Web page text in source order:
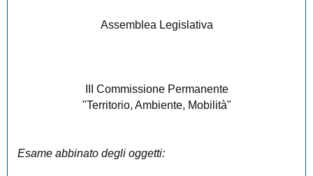
Assemblea Legislativa
III Commissione Permanente
"Territorio, Ambiente, Mobilità"
Esame abbinato degli oggetti: